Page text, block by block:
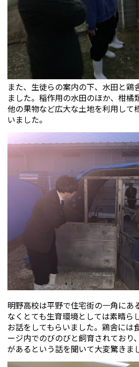
また、生徒らの案内の下、水田と鶏
ました。稲作用の水田のほか、柑橘
他の果物など広大な土地を利用して
いました。
明野高校は平野で住宅街の一角にあ
なくとても生育環境としては素晴ら
お話をしてもらいました。鶏舎には
ージ内でのびのびと飼育されており
があるという話を聞いて大変驚きま